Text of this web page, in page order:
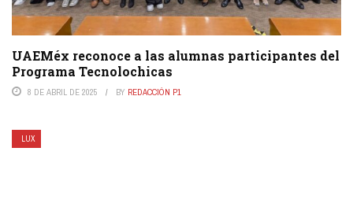
UAEMéx reconoce a las alumnas participantes del
Programa Tecnolochicas
8 DE ABRIL DE 2025 BY REDACCIÓN P1
LUX